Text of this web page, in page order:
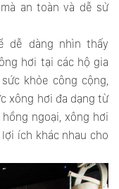
an toàn và dễ sử
dễ dàng nhìn thấy
hơi tại các hộ gia
khỏe công cộng,
xông hơi đa dạng từ
ngoại, xông hơi
ích khác nhau cho